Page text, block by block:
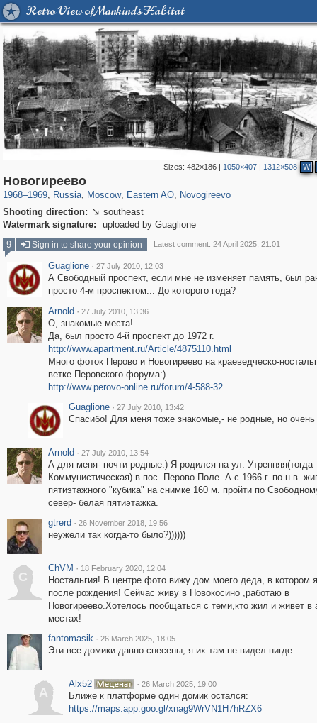
Retro View of Mankind's Habitat
Sizes:482×186 | 1050×407 | 1312×508 W
Новогиреево
1968–1969, Russia
1,407,714
, Moscow
319,968
, Eastern AO, Novogireevo
Shooting direction:  southeast
Watermark signature:
uploaded by Guaglione
9
Sign in to share your opinion Latest comment: 24 April 2025, 21:01
Guaglione · 27 July 2010, 12:03
А Свободный проспект, если мне не изменяет память, был
просто 4-м проспектом... До которого года?
Arnold · 27 July 2010, 13:36
О, знакомые места!
Да, был просто 4-й проспект до 1972 г.
http://www.apartment.ru/Article/4875110.html
Много фоток Перово и Новогиреево на краеведческо-
ветке Перовского форума:)
http://www.perovo-online.ru/forum/4-588-32
Guaglione · 27 July 2010, 13:42
Спасибо! Для меня тоже знакомые,- не родные, но очень
Arnold · 27 July 2010, 13:54
А для меня- почти родные:) Я родился на ул. Утренняя(тогда
Коммунистическая) в пос. Перово Поле. А с 1966 г. по н.в.
пятиэтажного "кубика" на снимке 160 м. пройти по
север- белая пятиэтажка.
gtrerd · 26 November 2018, 19:56
неужели так когда-то было?))))))
C
ChVM · 18 February 2020, 12:04
Ностальгия! В центре фото вижу дом моего деда, в котором
после рождения! Сейчас живу в Новокосино ,работаю в
Новогиреево.Хотелось пообщаться с теми,кто жил и живет в
местах!
fantomasik · 26 March 2025, 18:05
Эти все домики давно снесены, я их там не видел нигде.
A
Alx52 · 26 March 2025, 19:00
Ближе к платформе один домик остался:
https://maps.app.goo.gl/xnag9WrVN1H7hRZX6